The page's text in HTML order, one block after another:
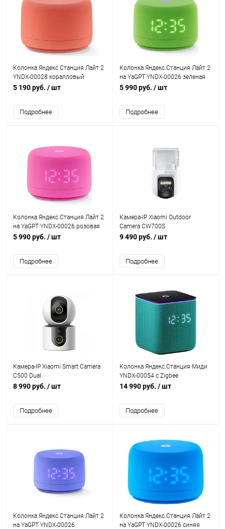
Колонка Яндекс.Станция Лайт 2
YNDX-00028 коралловый
5 190 руб. / шт
Подробнее
Колонка Яндекс.Станция Лайт 2
на YaGPT YNDX-00026 зеленая
5 990 руб. / шт
Подробнее
Колонка Яндекс.Станция Лайт 2
на YaGPT YNDX-00026 розовая
5 990 руб. / шт
Подробнее
Камера-IP Xiaomi Outdoor
Camera CW700S
9 490 руб. / шт
Подробнее
Камера-IP Xiaomi Smart Camera
C500 Dual
8 990 руб. / шт
Подробнее
Колонка Яндекс.Станция Миди
YNDX-00054 с Zigbee
изумрудная
14 990 руб. / шт
Подробнее
Колонка Яндекс.Станция Лайт 2
на YaGPT YNDX-00026
Колонка Яндекс.Станция Лайт 2
на YaGPT YNDX-00026 синяя